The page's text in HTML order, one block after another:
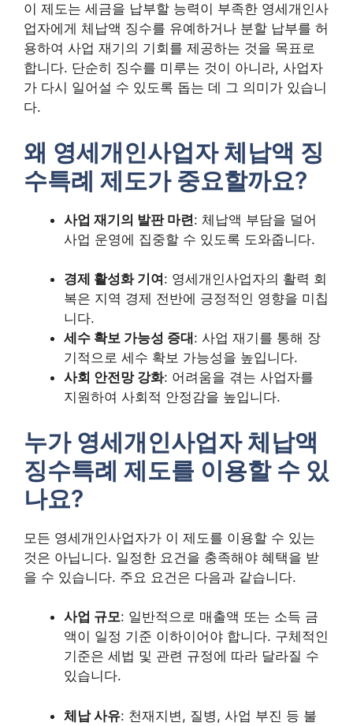
이 제도는 세금을 납부할 능력이 부족한 영세개인사
업자에게 체납액 징수를 유예하거나 분할 납부를 허
용하여 사업 재기의 기회를 제공하는 것을 목표로
합니다. 단순히 징수를 미루는 것이 아니라, 사업자
가 다시 일어설 수 있도록 돕는 데 그 의미가 있습니
다.
왜 영세개인사업자 체납액 징
수특례 제도가 중요할까요?
사업 재기의 발판 마련: 체납액 부담을 덜어
사업 운영에 집중할 수 있도록 도와줍니다.
경제 활성화 기여 : 영세개인사업자의 활력 회
복은 지역 경제 전반에 긍정적인 영향을 미칩
니다.
세수 확보 가능성 증대 : 사업 재기를 통해 장
기적으로 세수 확보 가능성을 높입니다.
사회 안전망 강화: 어려움을 겪는 사업자를
지원하여 사회적 안정감을 높입니다.
누가 영세개인사업자 체납액
징수특례 제도를 이용할 수 있
나요?
모든 영세개인사업자가 이 제도를 이용할 수 있는
것은 아닙니다. 일정한 요건을 충족해야 혜택을 받
을 수 있습니다. 주요 요건은 다음과 같습니다.
사업 규모: 일반적으로 매출액 또는 소득 금
액이 일정 기준 이하이어야 합니다. 구체적인
기준은 세법 및 관련 규정에 따라 달라질 수
있습니다.
체납 사유: 천재지변, 질병, 사업 부진 등 불